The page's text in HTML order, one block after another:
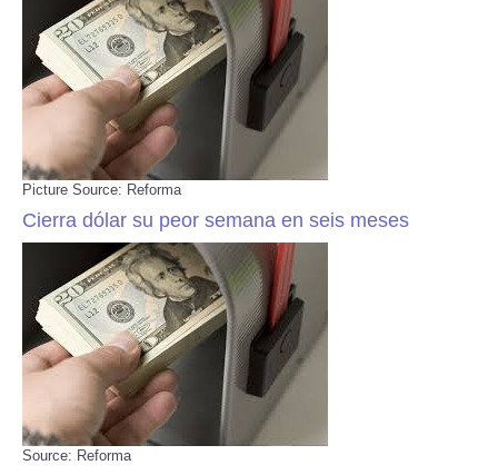
Picture Source: Reforma
Cierra dólar su peor semana en seis meses
Source: Reforma